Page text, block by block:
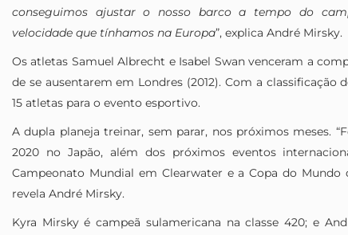
conseguimos ajustar o nosso barco a tempo do
velocidade que tínhamos na Europa”, explica André Mirsky.
Os atletas Samuel Albrecht e Isabel Swan venceram a
de se ausentarem em Londres (2012). Com a classificação
15 atletas para o evento esportivo.
A dupla planeja treinar, sem parar, nos próximos meses.
2020 no Japão, além dos próximos eventos
Campeonato Mundial em Clearwater e a Copa do Mundo
revela André Mirsky.
Kyra Mirsky é campeã sulamericana na classe 420; e